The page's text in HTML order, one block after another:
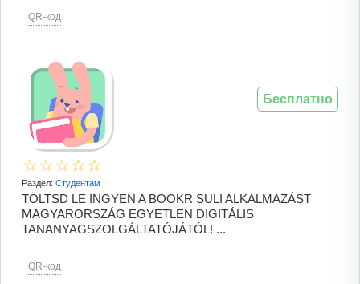
QR-код
Раздел: Студентам
TÖLTSD LE INGYEN A BOOKR SULI ALKALMAZÁST
MAGYARORSZÁG EGYETLEN DIGITÁLIS
TANANYAGSZOLGÁLTATÓJÁTÓL! ...
QR-код
Бесплатно